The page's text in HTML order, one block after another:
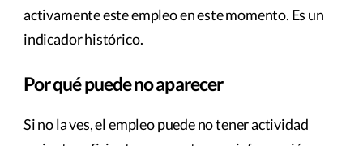
activamente este empleo en este momento. Es un
indicador histórico.
Por qué puede no aparecer
Si no la ves, el empleo puede no tener actividad